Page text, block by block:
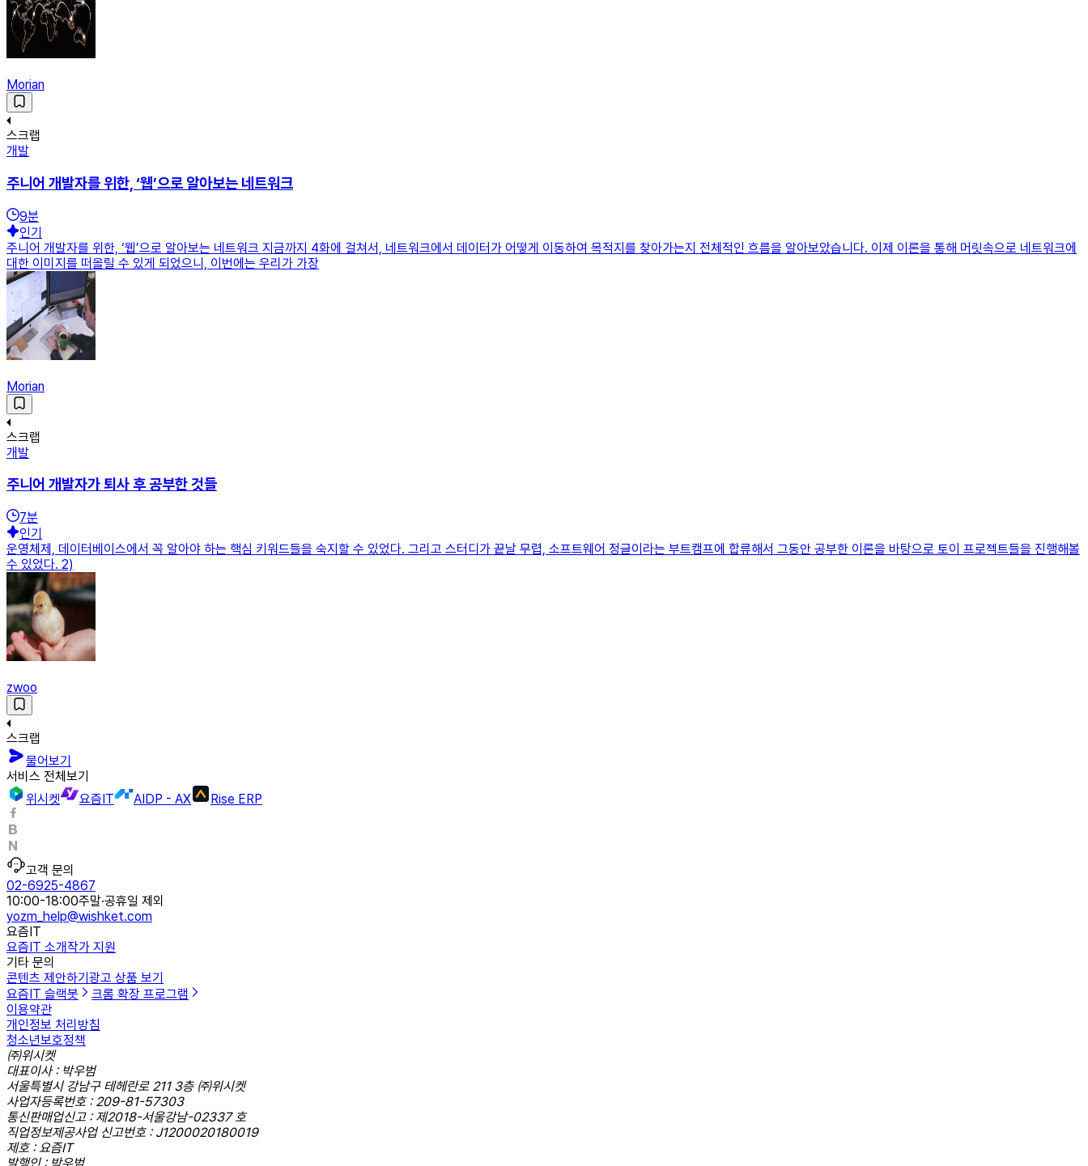
Morian
스크랩
개발
주니어 개발자를 위한, ‘웹’으로 알아보는 네트워크
9분
인기
주니어 개발자를 위한, ‘웹’으로 알아보는 네트워크 지금까지 4화에 걸쳐서, 네트워크에서 데이터가 어떻게 이동하여 목적지를 찾아가는지 전체적인 흐름을 알아보았습니다. 이제 이론을 통해 머릿속으로 네트워크에
대한 이미지를 떠올릴 수 있게 되었으니, 이번에는 우리가 가장
Morian
스크랩
개발
주니어 개발자가 퇴사 후 공부한 것들
7분
인기
운영체제, 데이터베이스에서 꼭 알아야 하는 핵심 키워드들을 숙지할 수 있었다. 그리고 스터디가 끝날 무렵, 소프트웨어 정글이라는 부트캠프에 합류해서 그동안 공부한 이론을 바탕으로 토이 프로젝트들을 진행해볼
수 있었다. 2)
zwoo
스크랩
물어보기
서비스 전체보기
위시켓
요즘IT AIDP - AX Rise ERP
고객 문의
02-6925-4867
10:00-18:00주말·공휴일 제외
yozm_help@wishket.com
요즘IT
요즘IT 소개작가 지원
기타 문의
콘텐츠 제안하기 광고 상품 보기
요즘IT 슬랙봇
크롬 확장 프로그램
이용약관
개인정보 처리방침
청소년보호정책
㈜위시켓
대표이사 : 박우범
서울특별시 강남구 테헤란로 211 3층 ㈜위시켓
사업자등록번호 : 209-81-57303
통신판매업신고 : 제2018-서울강남-02337 호
직업정보제공사업 신고번호 : J1200020180019
제호 : 요즘IT